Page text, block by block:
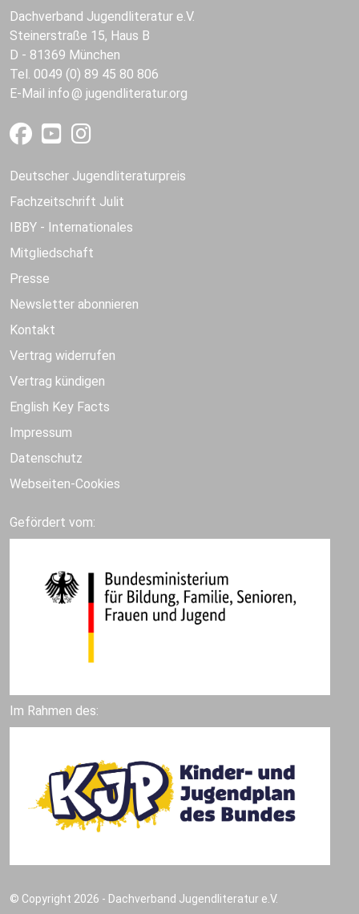
Dachverband Jugendliteratur e.V.
Steinerstraße 15, Haus B
D - 81369 München
Tel. 0049 (0) 89 45 80 806
E-Mail info jugendliteratur.org
Deutscher Jugendliteraturpreis
Fachzeitschrift Julit
IBBY - Internationales
Mitgliedschaft
Presse
Newsletter abonnieren
Kontakt
Vertrag widerrufen
Vertrag kündigen
English Key Facts
Impressum
Datenschutz
Webseiten-Cookies
Gefördert vom:
Im Rahmen des:
© Copyright 2026 - Dachverband Jugendliteratur e.V.